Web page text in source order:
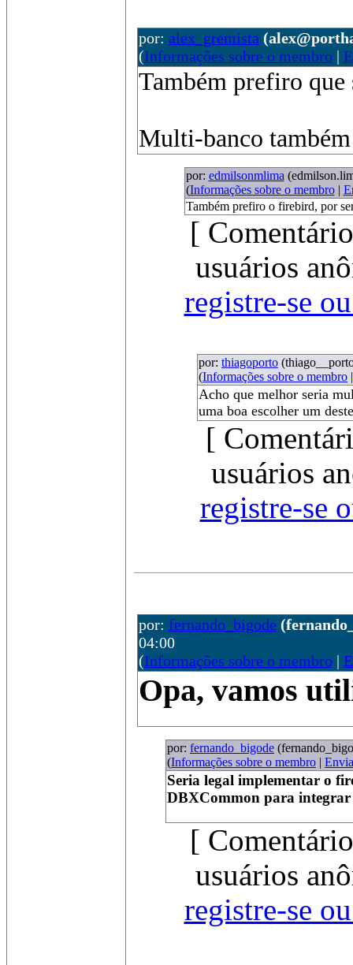
por: alex_gremista
(Informações sobre o membro|
Também prefiro
Multi-banco
por: edmilsonmlima
(Informações sobre o membro|
Também prefiro o firebird, por
[
usuários
registre-se
por: thiagoporto
(Informações sobre o membro
Acho que melhor seria
uma boa escolher um
[
usuários
registre-se
por: fernando_bigode
04:00
(Informações sobre o membro|
Opa, vamos
por: fernando_bigode
(Informações sobre o membro |
Seria legal implementar o
DBXCommon para integrar
[
usuários
registre-se